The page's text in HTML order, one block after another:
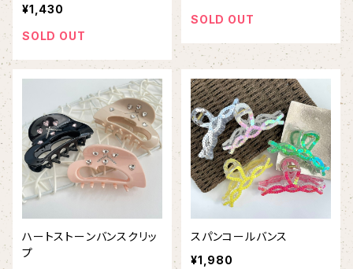
¥1,430
SOLD OUT
SOLD OUT
ハートストーンバンスクリッ
プ
スパンコールバンス
¥1,980